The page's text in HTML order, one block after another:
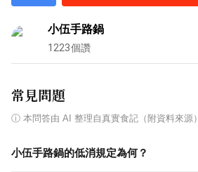
小伍手路鍋
1223個讚
常見問題
ⓘ 本問答由 AI 整理自真實食記（附資料來源）
小伍手路鍋的低消規定為何？